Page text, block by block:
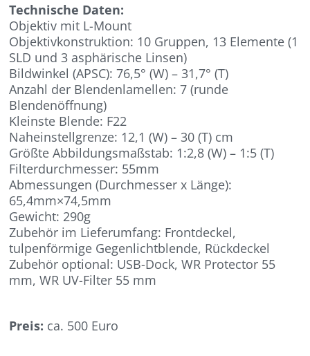
Technische Daten:
Objektiv mit L-Mount
Objektivkonstruktion: 10 Gruppen, 13 Elemente (1
SLD und 3 asphärische Linsen)
Bildwinkel (APSC): 76,5° (W) – 31,7° (T)
Anzahl der Blendenlamellen: 7 (runde
Blendenöffnung)
Kleinste Blende: F22
Naheinstellgrenze: 12,1 (W) – 30 (T) cm
Größte Abbildungsmaßstab: 1:2,8 (W) – 1:5 (T)
Filterdurchmesser: 55mm
Abmessungen (Durchmesser x Länge):
65,4mm×74,5mm
Gewicht: 290g
Zubehör im Lieferumfang: Frontdeckel,
tulpenförmige Gegenlichtblende, Rückdeckel
Zubehör optional: USB-Dock, WR Protector 55
mm, WR UV-Filter 55 mm
Preis: ca. 500 Euro